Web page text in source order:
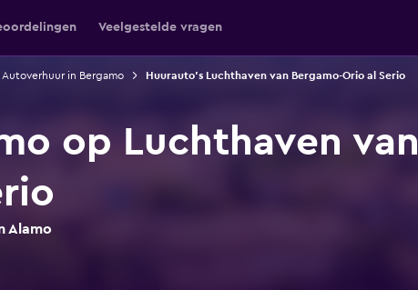
Veelgestelde vragen
Autoverhuur in Bergamo Huurauto's Luchthaven van Bergamo-Orio al Serio
op Luchthaven van
Alamo